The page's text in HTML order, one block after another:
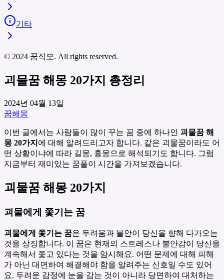
기타
© 2024 꿈직모. All rights reserved.
괴물꿈 해몽 20가지 총정리
2024년 04월 13일
꿈해몽
이번 글에서는 사람들이 많이 꾸는 꿈 중에 하나인 괴물꿈 해
몽 20가지 에 대해 알려드리고자 합니다. 같은 괴물꿈이라도 어
떤 상황이냐에 따라 길몽, 흉몽으로 해석되기도 합니다. 그럼
지금부터 재미있는 꿈풀이 시간을 가져보겠습니다.
괴물꿈 해몽 20가지
괴물에게 쫓기는 꿈
괴물에게 쫓기는 꿈은 두려움과 불안이 당신을 향해 다가오는
것을 상징합니다. 이 꿈은 현재의 스트레스나 불안감이 당신을
계속해서 쫓고 있다는 것을 암시해요. 어떤 문제에 대해 피해
가 아닌 대면하여 해결해야 함을 알려주는 신호일 수도 있어
요. 두려운 감정에 눈을 감는 것이 아니라 당면하여 대처하는